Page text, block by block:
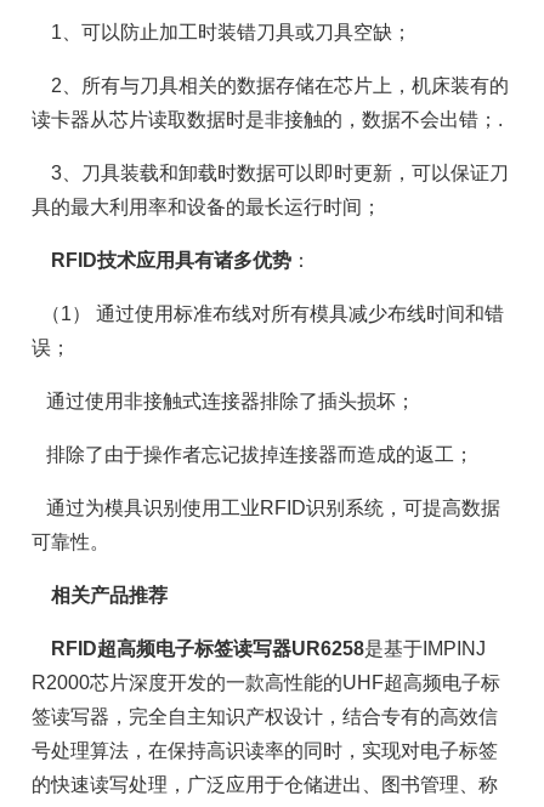
1、可以防止加工时装错刀具或刀具空缺；
2、所有与刀具相关的数据存储在芯片上，机床装有的
读卡器从芯片读取数据时是非接触的，数据不会出错；.
3、刀具装载和卸载时数据可以即时更新，可以保证刀
具的最大利用率和设备的最长运行时间；
RFID技术应用具有诸多优势 ：
（1） 通过使用标准布线对所有模具减少布线时间和错
误；
通过使用非接触式连接器排除了插头损坏；
排除了由于操作者忘记拔掉连接器而造成的返工；
通过为模具识别使用工业RFID识别系统，可提高数据
可靠性。
相关产品推荐
RFID超高频电子标签读写器UR6258是基于IMPINJ
R2000芯片深度开发的一款高性能的UHF超高频电子标
签读写器，完全自主知识产权设计，结合专有的高效信
号处理算法，在保持高识读率的同时，实现对电子标签
的快速读写处理，广泛应用于仓储进出、图书管理、称